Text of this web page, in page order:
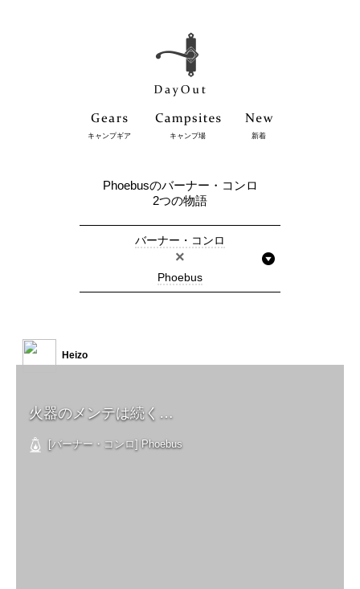
キャンプギア キャンプ場 新着
Phoebusのバーナー・コンロ
2つの物語
バーナー・コンロ
×
Phoebus
火器のメンテは続く…
[バーナー・コンロ] Phoebus
Heizo